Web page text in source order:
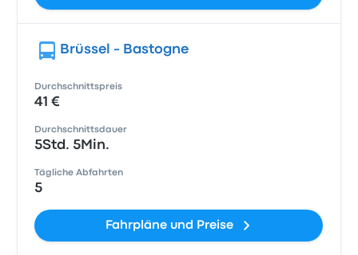
Brüssel - Bastogne
Durchschnittspreis
41 €
Durchschnittsdauer
5Std. 5Min.
Tägliche Abfahrten
5
Fahrpläne und Preise